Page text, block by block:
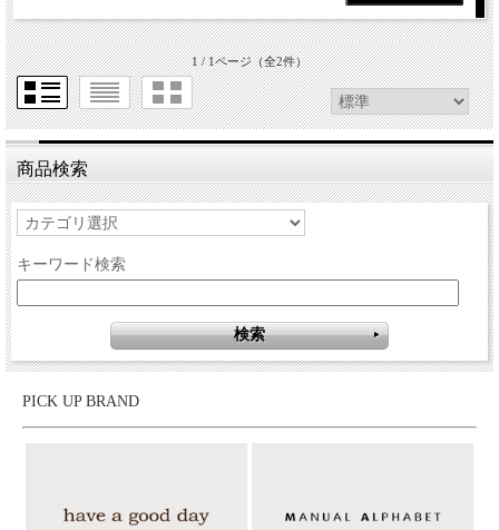
1 / 1ページ（全2件）
商品検索
キーワード検索
PICK UP BRAND